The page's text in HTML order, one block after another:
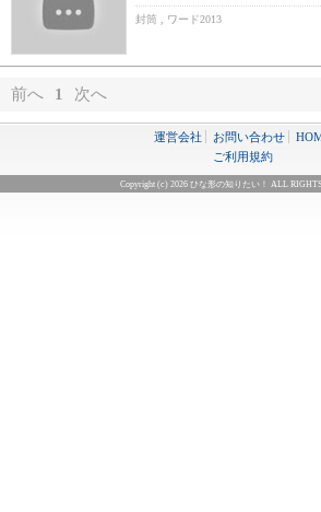
封筒 , ワード2013
前へ 1 次へ
運営会社 お問い合わせ
ご利用規約
Copyright (c) 2026 ひな形の知りたい！ ALL RIGHTS